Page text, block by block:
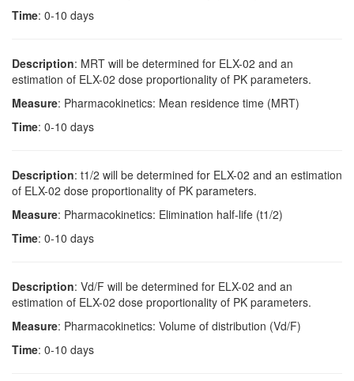
Time: 0-10 days
Description: MRT will be determined for ELX-02 and an
estimation of ELX-02 dose proportionality of PK parameters.
Measure: Pharmacokinetics: Mean residence time (MRT)
Time: 0-10 days
Description: t1/2 will be determined for ELX-02 and an estimation
of ELX-02 dose proportionality of PK parameters.
Measure: Pharmacokinetics: Elimination half-life (t1/2)
Time: 0-10 days
Description: Vd/F will be determined for ELX-02 and an
estimation of ELX-02 dose proportionality of PK parameters.
Measure: Pharmacokinetics: Volume of distribution (Vd/F)
Time: 0-10 days